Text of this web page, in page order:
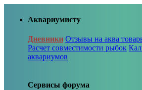
Аквариумисту
Дневники Отзывы на аква
Расчет совместимости рыбок
аквариумов
Сервисы форума